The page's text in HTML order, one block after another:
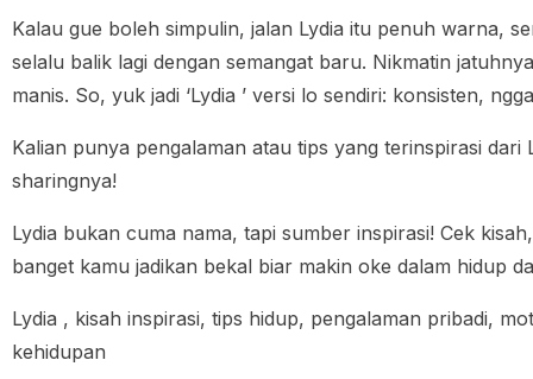
Kalau gue boleh simpulin, jalan Lydia itu penuh warna,
selalu balik lagi dengan semangat baru. Nikmatin
manis. So, yuk jadi ‘Lydia ’ versi lo sendiri: konsisten,
Kalian punya pengalaman atau tips yang terinspirasi
sharingnya!
Lydia bukan cuma nama, tapi sumber inspirasi! Cek
banget kamu jadikan bekal biar makin oke dalam hidup
Lydia , kisah inspirasi, tips hidup, pengalaman pribadi,
kehidupan